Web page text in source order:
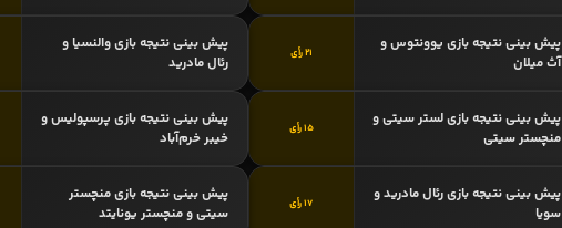
پیش بینی نتیجه بازی یوونتوس و
آث میلان
21 رأی
پیش بینی نتیجه بازی والنسیا و
رئال مادرید
پیش بینی نتیجه بازی لستر سیتی و
منچستر سیتی
15 رأی
پیش بینی نتیجه بازی پرسپولیس و
خیبر خرم‌آباد
پیش بینی نتیجه بازی رئال مادرید و
سویا
17 رأی
پیش بینی نتیجه بازی منچستر
سیتی و منچستر یونایتد